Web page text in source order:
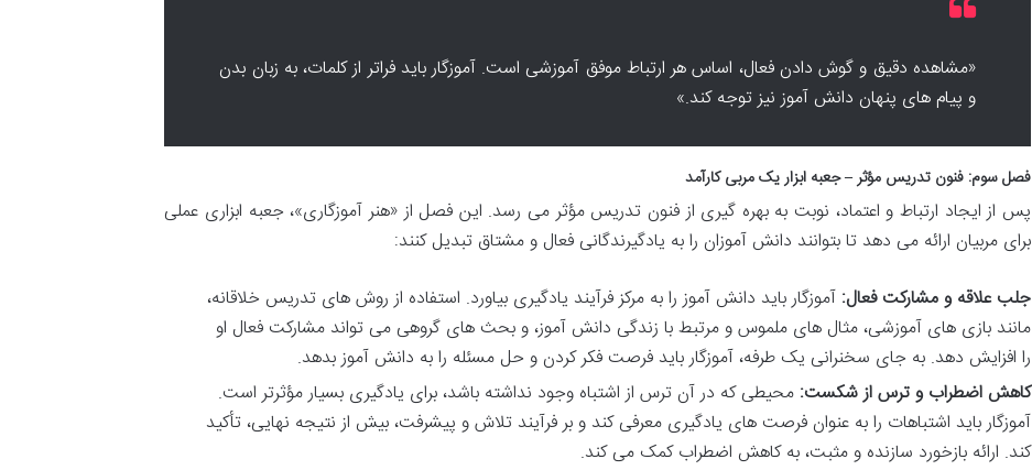
«مشاهده دقیق و گوش دادن فعال، اساس هر ارتباط موفق آموزشی است. آموزگار باید فراتر از کلمات، به زبان بدن
و پیام های پنهان دانش آموز نیز توجه کند.»
فصل سوم: فنون تدریس مؤثر – جعبه ابزار یک مربی کارآمد
پس از ایجاد ارتباط و اعتماد، نوبت به بهره گیری از فنون تدریس مؤثر می رسد. این فصل از «هنر آموزگاری»، جعبه ابزاری عملی
برای مربیان ارائه می دهد تا بتوانند دانش آموزان را به یادگیرندگانی فعال و مشتاق تبدیل کنند:
جلب علاقه و مشارکت فعال: آموزگار باید دانش آموز را به مرکز فرآیند یادگیری بیاورد. استفاده از روش های تدریس خلاقانه،
مانند بازی های آموزشی، مثال های ملموس و مرتبط با زندگی دانش آموز، و بحث های گروهی می تواند مشارکت فعال او
را افزایش دهد. به جای سخنرانی یک طرفه، آموزگار باید فرصت فکر کردن و حل مسئله را به دانش آموز بدهد.
کاهش اضطراب و ترس از شکست: محیطی که در آن ترس از اشتباه وجود نداشته باشد، برای یادگیری بسیار مؤثرتر است.
آموزگار باید اشتباهات را به عنوان فرصت های یادگیری معرفی کند و بر فرآیند تلاش و پیشرفت، بیش از نتیجه نهایی، تأکید
کند. ارائه بازخورد سازنده و مثبت، به کاهش اضطراب کمک می کند.